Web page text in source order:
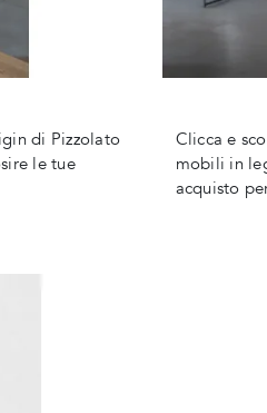
di Pizzolato
le tue
Clicca e
mobili in
acquisto